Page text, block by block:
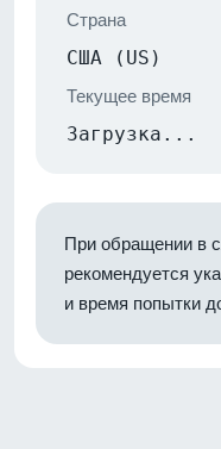
Страна
США (US)
Текущее время
Загрузка...
При обращении в
рекомендуется
и время попытки